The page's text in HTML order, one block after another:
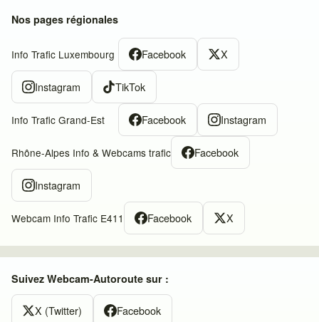
Nos pages régionales
Info Trafic Luxembourg Facebook X
Instagram TikTok
Info Trafic Grand-Est Facebook Instagram
Rhône-Alpes Info & Webcams trafic Facebook
Instagram
Webcam Info Trafic E411 Facebook X
Suivez Webcam-Autoroute sur :
X (Twitter) Facebook